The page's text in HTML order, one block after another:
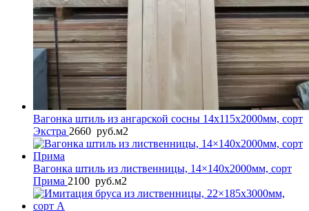
Вагонка штиль из ангарской сосны 14x115x2000мм, сорт
Экстра 2660 руб.м2
Вагонка штиль из лиственницы, 14×140x2000мм, сорт
Прима 2100 руб.м2